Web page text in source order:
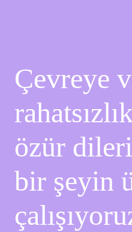
Çevreye
özür
bir şeyin